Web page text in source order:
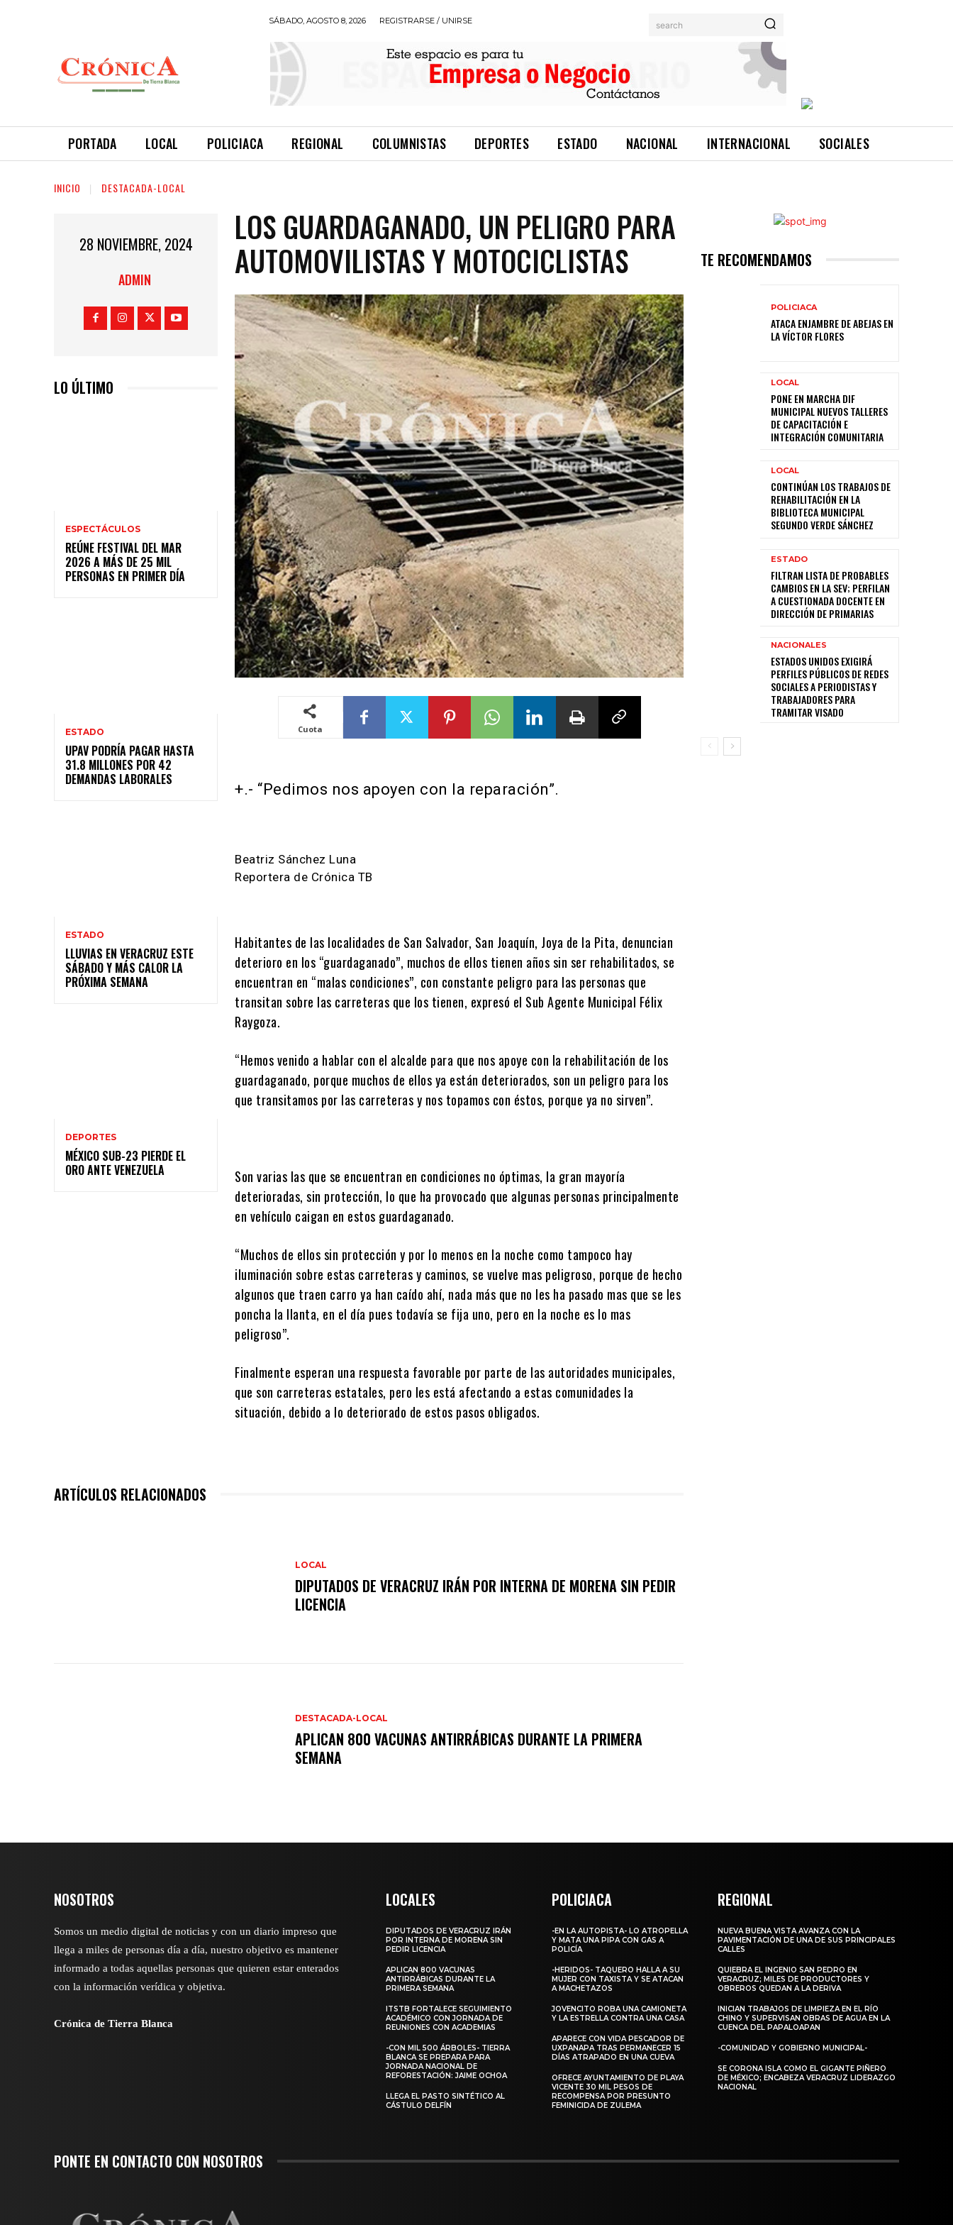
SÁBADO, AGOSTO 8, 2026 REGISTRARSE / UNIRSE search
PORTADA LOCAL POLICIACA REGIONAL COLUMNISTAS DEPORTES ESTADO NACIONAL INTERNACIONAL SOCIALES
INICIO DESTACADA-LOCAL
28 NOVIEMBRE, 2024
ADMIN
LO ÚLTIMO
ESPECTÁCULOS
REÚNE FESTIVAL DEL MAR
2026 A MÁS DE 25 MIL
PERSONAS EN PRIMER DÍA
ESTADO
UPAV PODRÍA PAGAR HASTA
31.8 MILLONES POR 42
DEMANDAS LABORALES
ESTADO
LLUVIAS EN VERACRUZ ESTE
SÁBADO Y MÁS CALOR LA
PRÓXIMA SEMANA
DEPORTES
MÉXICO SUB-23 PIERDE EL
ORO ANTE VENEZUELA
LOS GUARDAGANADO, UN PELIGRO PARA
AUTOMOVILISTAS Y MOTOCICLISTAS
Cuota
+.- “Pedimos nos apoyen con la reparación”.
Beatriz Sánchez Luna
Reportera de Crónica TB
Habitantes de las localidades de San Salvador, San Joaquín, Joya de la Pita, denuncian
deterioro en los “guardaganado”, muchos de ellos tienen años sin ser rehabilitados, se
encuentran en “malas condiciones”, con constante peligro para las personas que
transitan sobre las carreteras que los tienen, expresó el Sub Agente Municipal Félix
Raygoza.
“Hemos venido a hablar con el alcalde para que nos apoye con la rehabilitación de los
guardaganado, porque muchos de ellos ya están deteriorados, son un peligro para los
que transitamos por las carreteras y nos topamos con éstos, porque ya no sirven”.
Son varias las que se encuentran en condiciones no óptimas, la gran mayoría
deterioradas, sin protección, lo que ha provocado que algunas personas principalmente
en vehículo caigan en estos guardaganado.
“Muchos de ellos sin protección y por lo menos en la noche como tampoco hay
iluminación sobre estas carreteras y caminos, se vuelve mas peligroso, porque de hecho
algunos que traen carro ya han caído ahí, nada más que no les ha pasado mas que se les
poncha la llanta, en el día pues todavía se fija uno, pero en la noche es lo mas
peligroso”.
Finalmente esperan una respuesta favorable por parte de las autoridades municipales,
que son carreteras estatales, pero les está afectando a estas comunidades la
situación, debido a lo deteriorado de estos pasos obligados.
ARTÍCULOS RELACIONADOS
LOCAL
DIPUTADOS DE VERACRUZ IRÁN POR INTERNA DE MORENA SIN PEDIR
LICENCIA
DESTACADA-LOCAL
APLICAN 800 VACUNAS ANTIRRÁBICAS DURANTE LA PRIMERA
SEMANA
TE RECOMENDAMOS
POLICIACA
ATACA ENJAMBRE DE ABEJAS EN
LA VÍCTOR FLORES
LOCAL
PONE EN MARCHA DIF
MUNICIPAL NUEVOS TALLERES
DE CAPACITACIÓN E
INTEGRACIÓN COMUNITARIA
LOCAL
CONTINÚAN LOS TRABAJOS DE
REHABILITACIÓN EN LA
BIBLIOTECA MUNICIPAL
SEGUNDO VERDE SÁNCHEZ
ESTADO
FILTRAN LISTA DE PROBABLES
CAMBIOS EN LA SEV; PERFILAN
A CUESTIONADA DOCENTE EN
DIRECCIÓN DE PRIMARIAS
NACIONALES
ESTADOS UNIDOS EXIGIRÁ
PERFILES PÚBLICOS DE REDES
SOCIALES A PERIODISTAS Y
TRABAJADORES PARA
TRAMITAR VISADO
NOSOTROS
Somos un medio digital de noticias y con un diario impreso que
llega a miles de personas día a día, nuestro objetivo es mantener
informado a todas aquellas personas que quieren estar enterados
con la información verídica y objetiva.
Crónica de Tierra Blanca
LOCALES
DIPUTADOS DE VERACRUZ IRÁN
POR INTERNA DE MORENA SIN
PEDIR LICENCIA
APLICAN 800 VACUNAS
ANTIRRÁBICAS DURANTE LA
PRIMERA SEMANA
ITSTB FORTALECE SEGUIMIENTO
ACADÉMICO CON JORNADA DE
REUNIONES CON ACADEMIAS
-CON MIL 500 ÁRBOLES- TIERRA
BLANCA SE PREPARA PARA
JORNADA NACIONAL DE
REFORESTACIÓN: JAIME OCHOA
LLEGA EL PASTO SINTÉTICO AL
CÁSTULO DELFÍN
POLICIACA
-EN LA AUTOPISTA- LO ATROPELLA
Y MATA UNA PIPA CON GAS A
POLICÍA
-HERIDOS- TAQUERO HALLA A SU
MUJER CON TAXISTA Y SE ATACAN
A MACHETAZOS
JOVENCITO ROBA UNA CAMIONETA
Y LA ESTRELLA CONTRA UNA CASA
APARECE CON VIDA PESCADOR DE
UXPANAPA TRAS PERMANECER 15
DÍAS ATRAPADO EN UNA CUEVA
OFRECE AYUNTAMIENTO DE PLAYA
VICENTE 30 MIL PESOS DE
RECOMPENSA POR PRESUNTO
FEMINICIDA DE ZULEMA
REGIONAL
NUEVA BUENA VISTA AVANZA CON LA
PAVIMENTACIÓN DE UNA DE SUS PRINCIPALES
CALLES
QUIEBRA EL INGENIO SAN PEDRO EN
VERACRUZ; MILES DE PRODUCTORES Y
OBREROS QUEDAN A LA DERIVA
INICIAN TRABAJOS DE LIMPIEZA EN EL RÍO
CHINO Y SUPERVISAN OBRAS DE AGUA EN LA
CUENCA DEL PAPALOAPAN
-COMUNIDAD Y GOBIERNO MUNICIPAL-
SE CORONA ISLA COMO EL GIGANTE PIÑERO
DE MÉXICO; ENCABEZA VERACRUZ LIDERAZGO
NACIONAL
PONTE EN CONTACTO CON NOSOTROS